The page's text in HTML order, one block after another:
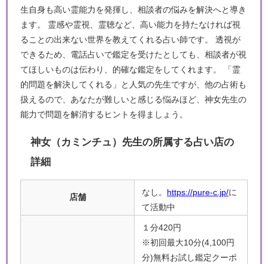
生自身も高い霊能力を発揮し、相談者の悩みを解決へと導き
ます。 霊感や霊視、霊聴など、高い能力を持たなければ視
ることの出来ない世界を教えてくれる占い師です。 透視が
できるため、電話占いで鑑定を受けたとしても、相談者が視
てほしいものは伝わり、的確な鑑定をしてくれます。 「霊
的問題を解決してくれる」と人気の先生ですが、他の占術も
扱えるので、あなたが難しいと感じる悩みほど、神女先生の
能力で問題を解消するヒントを得ましょう。
神女（カミンチュ）先生の所属する占い店の
詳細
店舗
なし。 https://pure-c.jp/に
て活動中
１分420円
※初回最大10分(4,100円
分)無料お試し鑑定クーポ